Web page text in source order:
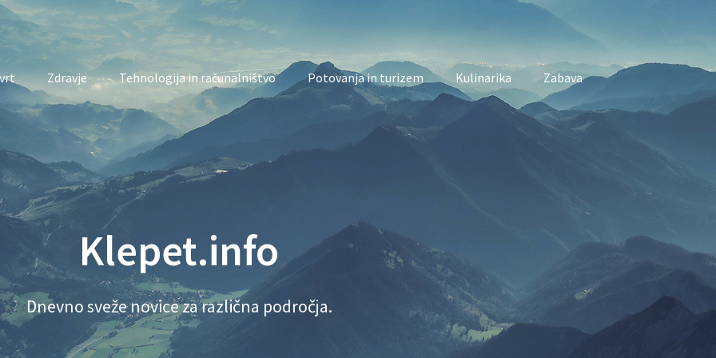
Zdravje Tehnologija in računalništvo Potovanja in turizem Kulinarika Zabava
Klepet.info
Dnevno sveže novice za različna področja.